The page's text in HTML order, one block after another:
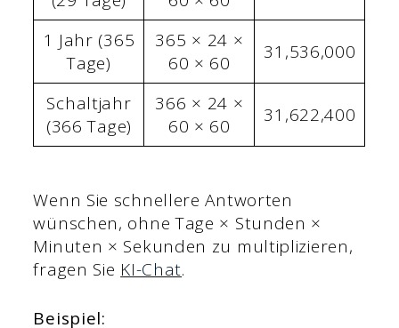
1 Jahr (365
Tage)
365 × 24 ×
60 × 60
31,536,000
Schaltjahr
(366 Tage)
366 × 24 ×
60 × 60
31,622,400
Wenn Sie schnellere Antworten
wünschen, ohne Tage × Stunden ×
Minuten × Sekunden zu multiplizieren,
fragen Sie KI-Chat.
Beispiel: